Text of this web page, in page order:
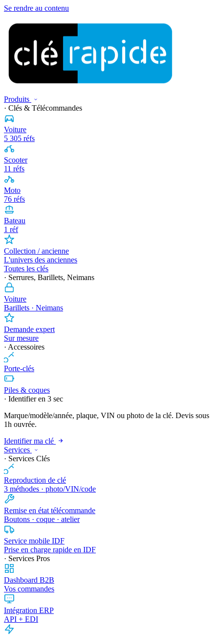
Se rendre au contenu
Produits
· Clés & Télécommandes
Voiture
5 305 réfs
Scooter
11 réfs
Moto
76 réfs
Bateau
1 réf
Collection / ancienne
L'univers des anciennes
Toutes les clés
· Serrures, Barillets, Neimans
Voiture
Barillets · Neimans
Demande expert
Sur mesure
· Accessoires
Porte-clés
Piles & coques
· Identifier en 3 sec
Marque/modèle/année, plaque, VIN ou photo de la clé. Devis sous
1h ouvrée.
Identifier ma clé
Services
· Services Clés
Reproduction de clé
3 méthodes · photo/VIN/code
Remise en état télécommande
Boutons · coque · atelier
Service mobile IDF
Prise en charge rapide en IDF
· Services Pros
Dashboard B2B
Vos commandes
Intégration ERP
API + EDI